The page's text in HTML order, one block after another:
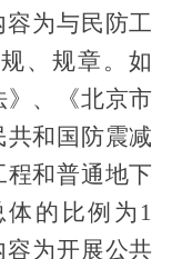
为与民防工
、规章。如
》、《北京市
共和国防震减
和普通地下
的比例为1
为开展公共